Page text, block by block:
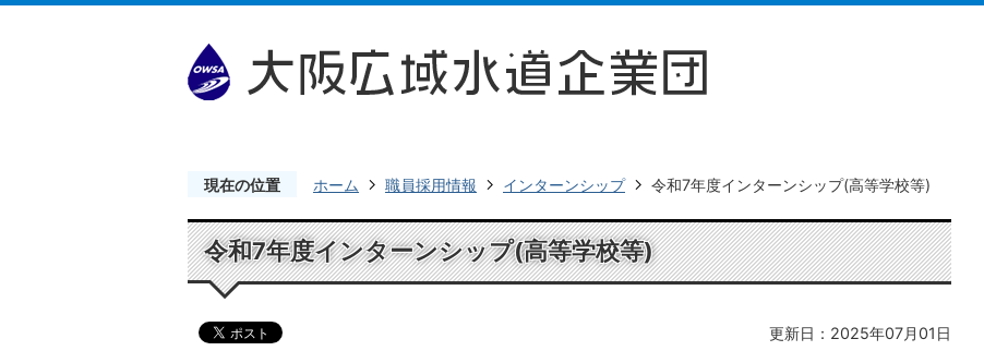
現在の位置 ホーム 職員採用情報 インターンシップ 令和7年度インターンシップ(高等学校等)
令和7年度インターンシップ(高等学校等)
更新日：2025年07月01日